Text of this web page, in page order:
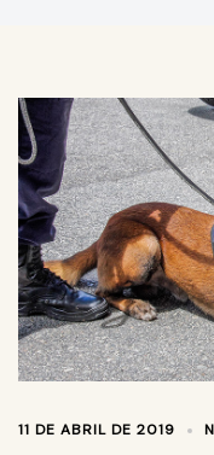
11 DE ABRIL DE 2019